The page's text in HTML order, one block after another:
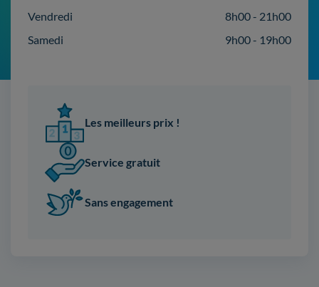
Vendredi
8h00 - 21h00
Samedi
9h00 - 19h00
Les meilleurs prix !
Service gratuit
Sans engagement